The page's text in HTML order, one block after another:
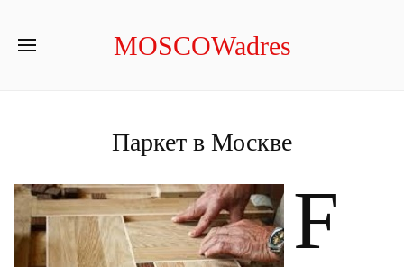
MOSCOWadres
Паркет в Москве
F